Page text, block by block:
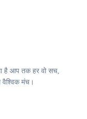
है आप तक हर वो सच,
वैश्विक मंच।